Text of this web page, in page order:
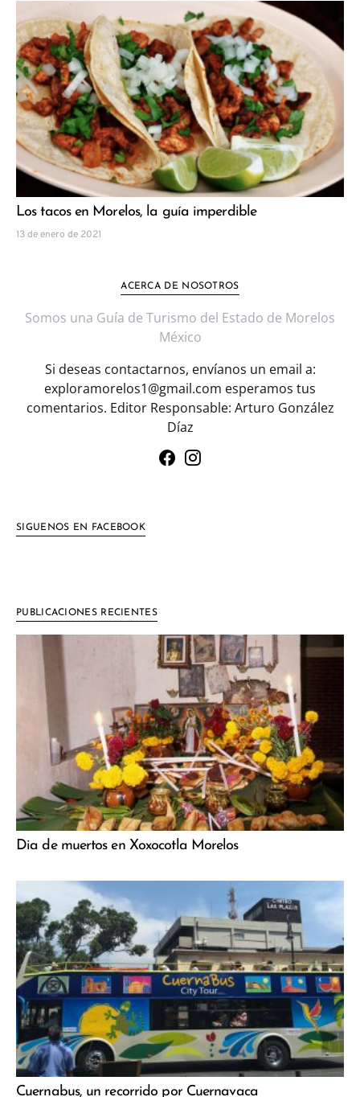
Los tacos en Morelos, la guía imperdible
13 de enero de 2021
ACERCA DE NOSOTROS
Somos una Guía de Turismo del Estado de Morelos
México
Si deseas contactarnos, envíanos un email a:
exploramorelos1@gmail.com esperamos tus
comentarios. Editor Responsable: Arturo González
Díaz
SIGUENOS EN FACEBOOK
PUBLICACIONES RECIENTES
Dia de muertos en Xoxocotla Morelos
Cuernabus, un recorrido por Cuernavaca